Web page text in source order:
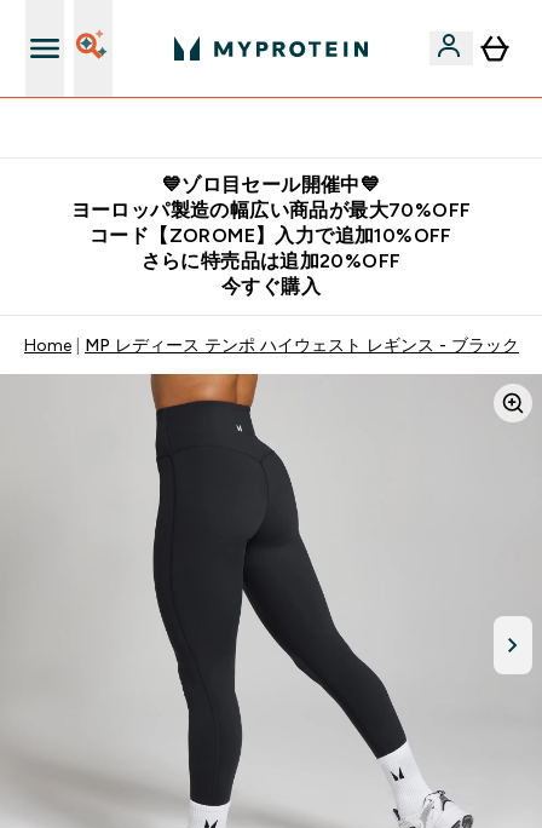
💙ゾロ目セール開催中💙
ヨーロッパ製造の幅広い商品が最大70%OFF
コード【ZOROME】入力で追加10%OFF
さらに特売品は追加20%OFF
今すぐ購入
Home MP レディース テンポ ハイウェスト レギンス - ブラック